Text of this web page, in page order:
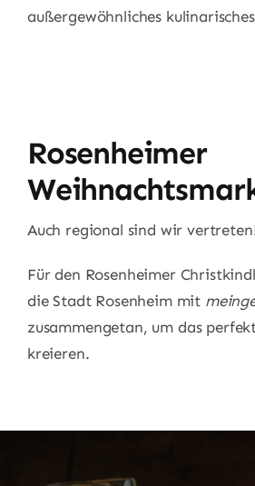
außergewöhnliches
Rosenheimer
Auch regional sind wir
Für den Rosenheimer
die Stadt Rosenheim mit
zusammengetan, um das
kreieren.